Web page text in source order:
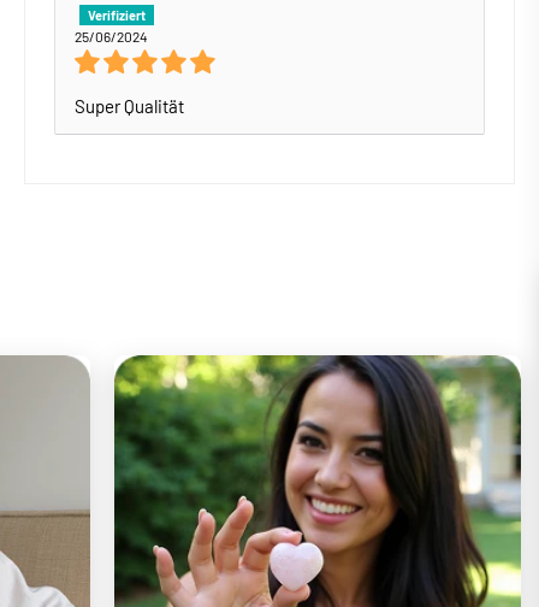
25/06/2024
Super Qualität